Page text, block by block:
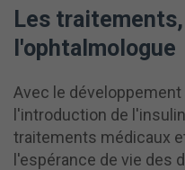
Les
l'ophtalmologue
Avec le
l'introduction de
traitements médicaux
l'espérance de vie des